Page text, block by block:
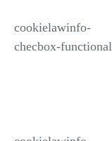
cookielawinfo-
checbox-functional